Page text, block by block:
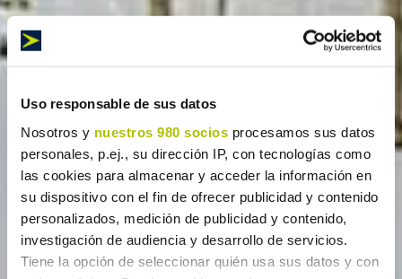
Uso responsable de sus datos
Nosotros y nuestros 980 socios procesamos sus datos
personales, p.ej., su dirección IP, con tecnologías como
las cookies para almacenar y acceder la información en
su dispositivo con el fin de ofrecer publicidad y contenido
personalizados, medición de publicidad y contenido,
investigación de audiencia y desarrollo de servicios.
Tiene la opción de seleccionar quién usa sus datos y con